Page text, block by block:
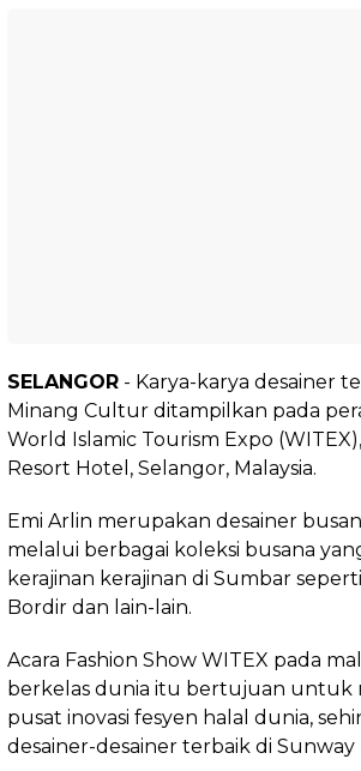
SELANGOR - Karya-karya desainer
Minang Cultur ditampilkan pada
World Islamic Tourism Expo
Resort Hotel, Selangor, Malaysia.
Emi Arlin merupakan desainer
melalui berbagai koleksi busana
kerajinan kerajinan di Sumbar
Bordir dan lain-lain.
Acara Fashion Show WITEX pada
berkelas dunia itu bertujuan untuk
pusat inovasi fesyen halal dunia,
desainer-desainer terbaik di Sunway